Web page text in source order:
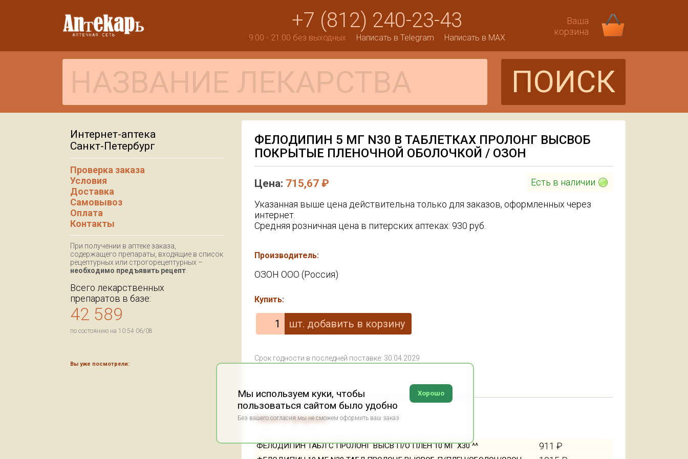
+7 (812) 240-23-43
9:00 - 21:00 без выходных Написать в Telegram Написать в MAX
Ваша
корзина
ПОИСК
Интернет-аптека
Санкт-Петербург
Проверка заказа
Условия
Доставка
Самовывоз
Оплата
Контакты
При получении в аптеке заказа,
содержащего препараты, входящие в список
рецептурных или строгорецептурных –
необходимо предъявить рецепт
Всего лекарственных
препаратов в базе:
42 589
по состоянию на 10:54 06/08
Вы уже посмотрели:
ФЕЛОДИПИН 5 МГ N30 В ТАБЛЕТКАХ ПРОЛОНГ ВЫСВОБ
ПОКРЫТЫЕ ПЛЕНОЧНОЙ ОБОЛОЧКОЙ / ОЗОН
Цена: 715,67 ₽ Есть в наличии
Указанная выше цена действительна только для заказов, оформленных через
интернет.
Средняя розничная цена в питерских аптеках: 930 руб.
Производитель:
ОЗОН ООО (Россия)
Купить:
Срок годности в последней поставке: 30.04.2029
Также в продаже:
ФЕЛОДИПИН ТАБЛ С ПРОЛОНГ ВЫСВ П/О ПЛЕН 10 МГ Х30 ^^ 911 ₽
Хорошо
Мы используем куки, чтобы
пользоваться сайтом было удобно
Без вашего согласия мы не сможем оформить ваш заказ